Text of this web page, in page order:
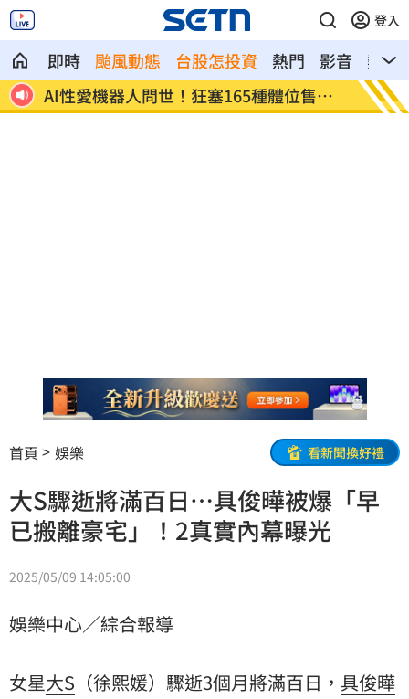
登入
即時 颱風動態 台股怎投資 熱門 影音
熱搜
曝
AI性愛機器人問世！狂塞165種體位售價
曝
沒放
首頁 娛樂 看新聞換好禮
大S驟逝將滿百日…具俊曄被爆「早
已搬離豪宅」！2真實內幕曝光
2025/05/09 14:05:00
娛樂中心／綜合報導
女星大S （徐熙媛）驟逝3個月將滿百日， 具俊曄